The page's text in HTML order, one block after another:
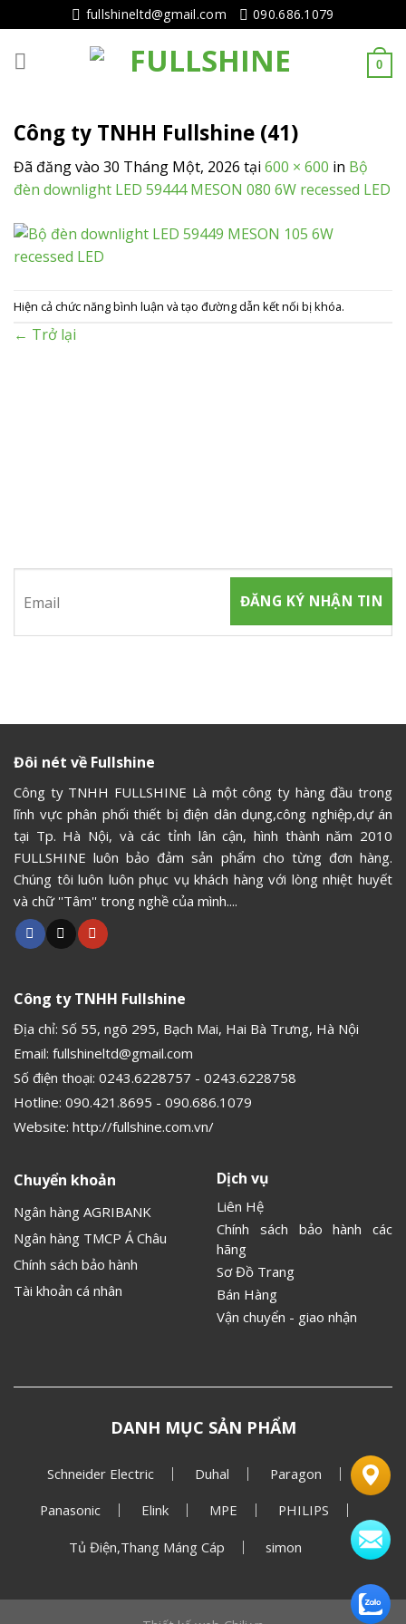
tục
tới
fullshineltd@gmail.com 090.686.1079
0
Công ty TNHH Fullshine (41)
Đã đăng vào 30 Tháng Một, 2026 tại 600 × 600 in Bộ
đèn downlight LED 59444 MESON 080 6W recessed LED
Hiện cả chức năng bình luận và tạo đường dẫn kết nối bị khóa.
← Trở lại
Đôi nét về Fullshine
Công ty TNHH FULLSHINE Là một công ty hàng đầu trong
lĩnh vực phân phối thiết bị điện dân dụng,công nghiệp,dự án
tại Tp. Hà Nội, và các tỉnh lân cận, hình thành năm 2010
FULLSHINE luôn bảo đảm sản phẩm cho từng đơn hàng.
Chúng tôi luôn luôn phục vụ khách hàng với lòng nhiệt huyết
và chữ ''Tâm'' trong nghề của mình....
Công ty TNHH Fullshine
Địa chỉ: Số 55, ngõ 295, Bạch Mai, Hai Bà Trưng, Hà Nội
Email: fullshineltd@gmail.com
Số điện thoại: 0243.6228757 - 0243.6228758
Hotline: 090.421.8695 - 090.686.1079
Website: http://fullshine.com.vn/
Chuyển khoản
Ngân hàng AGRIBANK
Ngân hàng TMCP Á Châu
Chính sách bảo hành
Tài khoản cá nhân
Dịch vụ
Liên Hệ
Chính sách bảo hành các
hãng
Sơ Đồ Trang
Bán Hàng
Vận chuyển - giao nhận
DANH MỤC SẢN PHẨM
Schneider Electric Duhal Paragon
Panasonic Elink MPE PHILIPS
Tủ Điện,Thang Máng Cáp simon